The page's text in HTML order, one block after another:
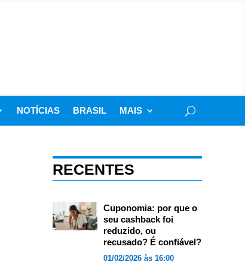
NOTÍCIAS BRASIL MAIS
RECENTES
Cuponomia: por que o
seu cashback foi
reduzido, ou
recusado? É confiável?
01/02/2026 às 16:00